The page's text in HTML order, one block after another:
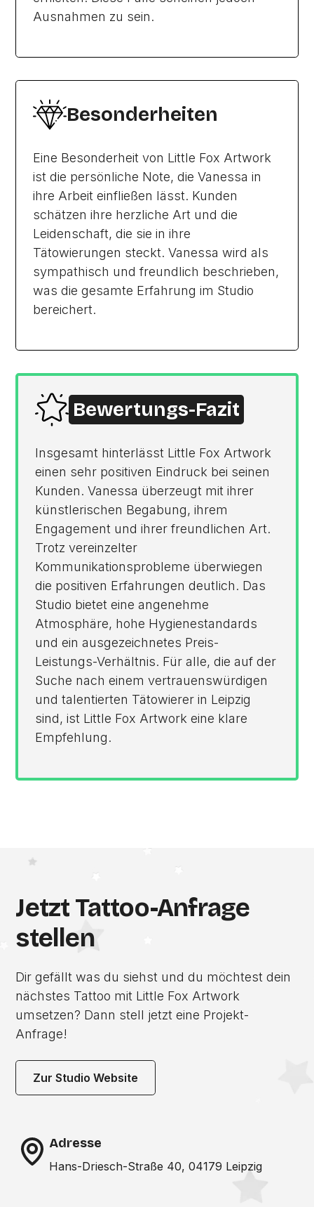
Ausnahmen zu sein.
Besonderheiten
Eine Besonderheit von Little Fox Artwork
ist die persönliche Note, die Vanessa in
ihre Arbeit einfließen lässt. Kunden
schätzen ihre herzliche Art und die
Leidenschaft, die sie in ihre
Tätowierungen steckt. Vanessa wird als
sympathisch und freundlich beschrieben,
was die gesamte Erfahrung im Studio
bereichert.
Bewertungs-Fazit
Insgesamt hinterlässt Little Fox Artwork
einen sehr positiven Eindruck bei seinen
Kunden. Vanessa überzeugt mit ihrer
künstlerischen Begabung, ihrem
Engagement und ihrer freundlichen Art.
Trotz vereinzelter
Kommunikationsprobleme überwiegen
die positiven Erfahrungen deutlich. Das
Studio bietet eine angenehme
Atmosphäre, hohe Hygienestandards
und ein ausgezeichnetes Preis-
Leistungs-Verhältnis. Für alle, die auf der
Suche nach einem vertrauenswürdigen
und talentierten Tätowierer in Leipzig
sind, ist Little Fox Artwork eine klare
Empfehlung.
Jetzt Tattoo-Anfrage
stellen
Dir gefällt was du siehst und du möchtest dein
nächstes Tattoo mit Little Fox Artwork
umsetzen? Dann stell jetzt eine Projekt-
Anfrage!
Zur Studio Website
Adresse
Hans-Driesch-Straße 40, 04179 Leipzig